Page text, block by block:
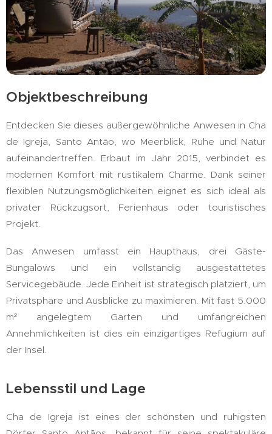
Objektbeschreibung
Entdecken Sie dieses außergewöhnliche Anwesen in Cha
de Igreja, Santo Antão, wo Meerblick, Ruhe und Natur
aufeinandertreffen. Erbaut im Jahr 2015, verbindet es
modernen Komfort mit rustikalem Charme. Dank seiner
flexiblen Nutzungsmöglichkeiten eignet es sich ideal als
privater Rückzugsort, Ferienhaus oder touristisches
Projekt.
Das Anwesen umfasst ein Haupthaus, drei Gäste-
Bungalows und ein vollständig ausgestattetes
Servicegebäude. Jede Einheit ist strategisch platziert, um
Privatsphäre und Ausblicke zu maximieren. Mit fast 5.000
m² angelegtem Garten und umfangreichen
Annehmlichkeiten ist dies ein einzigartiges Refugium auf
der Insel.
Lebensstil und Lage
Cha de Igreja ist eines der schönsten und ruhigsten